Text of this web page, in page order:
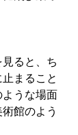
ると、ち
まること
ような場面
館のよう